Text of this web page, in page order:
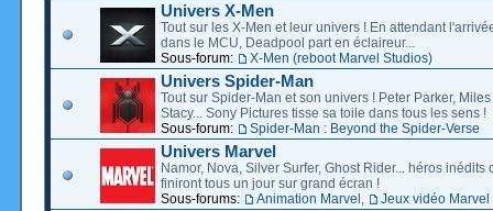
Univers X-Men
Tout sur les X-Men et leur univers ! En attendant
dans le MCU, Deadpool part en éclaireur...
Sous-forum:
X-Men (reboot Marvel Studios)
Univers Spider-Man
Tout sur Spider-Man et son univers ! Peter Parker,
Stacy... Sony Pictures tisse sa toile dans tous les sens !
Sous-forum:
Spider-Man : Beyond the Spider-Verse
Univers Marvel
Namor, Nova, Silver Surfer, Ghost Rider... héros inédits
finiront tous un jour sur grand écran !
Sous-forums:
Animation Marvel Jeux vidéo Marvel